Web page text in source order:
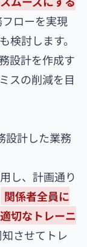
ローを実現
検討します。
設計を作成す
スの削減を目
設計した業務
し、計画通り
関係者全員に
切なトレーニ
させてトレ